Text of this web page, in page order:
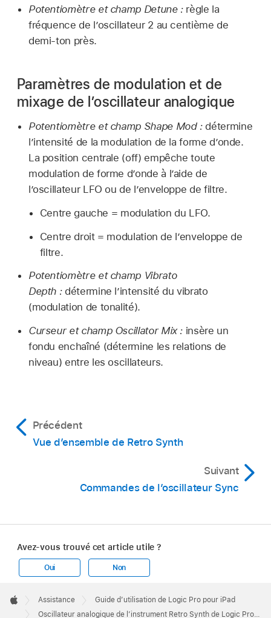
Potentiomètre et champ Detune :règle la
fréquence de l’oscillateur 2 au centième de
demi-ton près.
Paramètres de modulation et de
mixage de l’oscillateur analogique
Potentiomètre et champ Shape Mod :détermine
l’intensité de la modulation de la forme d’onde.
La position centrale (off) empêche toute
modulation de forme d’onde à l’aide de
l’oscillateur LFO ou de l’enveloppe de filtre.
Centre gauche = modulation du LFO.
Centre droit = modulation de l’enveloppe de
filtre.
Potentiomètre et champ Vibrato
Depth :détermine l’intensité du vibrato
(modulation de tonalité).
Curseur et champ Oscillator Mix : insère un
fondu enchaîné (détermine les relations de
niveau) entre les oscillateurs.
Précédent
Vue d’ensemble de Retro Synth
Suivant
Commandes de l’oscillateur Sync
Avez-vous trouvé cet article utile ?
Oui Non
Footer

Apple
Assistance
Guide d’utilisation de Logic Pro pour iPad
Oscillateur analogique de l’instrument Retro Synth de Logic Pro pour iPad